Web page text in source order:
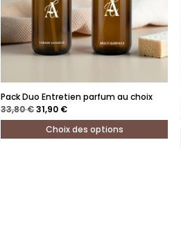
Pack Duo Entretien parfum au choix
33,80€Le
prix
initial
était :
33,80 €.
31,90 €Le
actuel
est :
31,90 €.
Choix des options